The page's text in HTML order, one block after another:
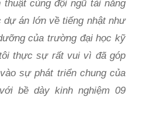
cùng đội ngũ tài năng
dự án lớn về tiếng nhật như
của trường đại học kỹ
thực sự rất vui vì đã góp
sự phát triển chung của
bề dày kinh nghiệm 09